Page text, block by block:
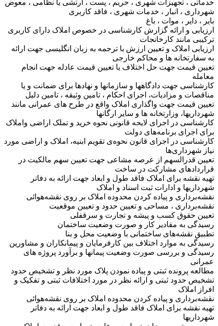
خدماتی ، تجهیزات شهری ، حریم ، پست ، ارتشی یا نظامی ، معوض
شهرداری ، انبار ، خدمات شهری ، فاقد کاربری
بایر ، دایر ، موات ، باغ
ارزیابی و ارائه گزارش کارشناسی در خصوص املاک دارای کاربری
ترکیبی مانند کارخانجات
ارزیابی املاک و تعیین ارزش با ترجمه به زبان انگلیسی جهت ارائه
به سفارتخانه ها و محاکم خارجی
تعیین قیمت جهت حل اختلاف یا تعیین قیمت عادله جهت انجام
معامله
کارشناسی جهت دادگاهها و سازمانها و نهادها برای ضمانت و یا
مناقصات و مزادیات، اجرای احکام ، تامین وثیقه ، تامین دلیل
تعیین قیمت جهت واگذاری املاک واقع در طرح های عمرانی مانند
شهرداریها، وزارتخانه ها و سایر ارگانها
کارشناسی در اجرای لایحه قانونی نحوه خرید و تملک اراضی واملاک
برای اجرای برنامه‌های دولت
کارشناسی در اجرای قانون نحوه‌ی تقویم ابنیه، املاک و اراضی مورد
نیاز شهرداری‌ها
تعیین قدرالسهم از عرصه مشاعی جهت تعیین سهم مالکیت در
قراردادهای مشارکت در ساخت
تهیه نقشه برای املاک فاقد طول و ابعاد جهت ارائه به دفاتر
شهرداریها و ادارات ثبت اسناد و املاک
نقشه‌برداری و پیاده کردن محدوده املاک بر روی نقشه‌هوائی
نقشه‌برداری ، مساحی و تعیین حدود و تعیین موقعیت
تعیین حقوق کسب و پیشه و تجارت و سرقفلی
رسیدگی به مقادیر کار و صورت وضعیت ساختمان
تطبیق نقشه‌های ساختمانی با وضعیت محل و بنا
رسیدگی به موارد اختلاف بین کارفرمایان و پیمانکاران و مشاورین
رسیدگی و بررسی صورت وضعیت پیمانها و برآورد پروژه های
عمرانی
مطالعه پرونده ثبتی و پیاده نمودن پلاک مورد نظر و تشخیص حدود
تشخیص حدود ثبتی و ارائه نظر در مورد اختلافات ثبتی و تفکیک و
افراز املاک
نقشه‌برداری و پیاده کردن محدوده املاک بر روی نقشه‌هوائی
تهیه نقشه برای املاک فاقد طول و ابعاد جهت ارائه به دفاتر
شهرداریها